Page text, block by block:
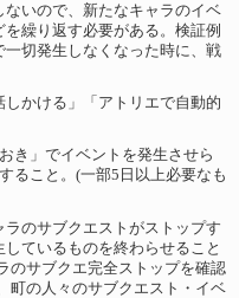
いので、新たなキャラのイベ
繰り返す必要がある。検証例
切発生しなくなった時に、戦
かける」「アトリエで自動的
き」でイベントを発生させら
ること。(一部5日以上必要なも
のサブクエストがストップす
ているものを終わらせること
のサブクエ完全ストップを確認
町の人々のサブクエスト・イベ